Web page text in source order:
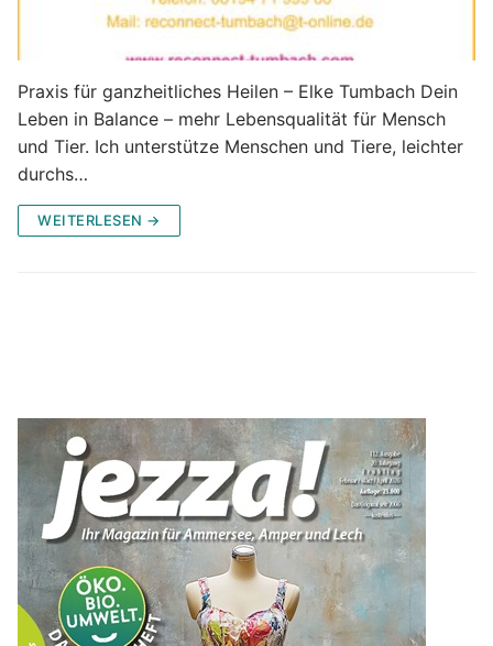
Praxis für ganzheitliches Heilen – Elke Tumbach Dein
Leben in Balance – mehr Lebensqualität für Mensch
und Tier. Ich unterstütze Menschen und Tiere, leichter
durchs…
WEITERLESEN →